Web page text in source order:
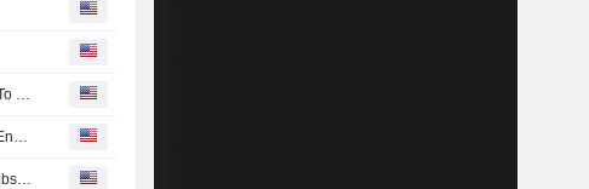
UnitedHealth Group And University Of Tennessee Health Sciences Partner To Expand Health Hubs Across Tennessee
UnitedHealth Group Faces Subsidy Loss as Trump Administration Plans to End Medicare Program
UnitedHealth Group Partners with UT Health Sciences to Expand Health Hubs to More Communities Across Tennessee